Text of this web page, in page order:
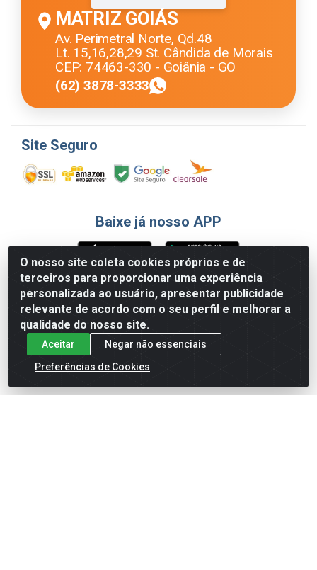
O nosso site coleta cookies próprios e de
terceiros para proporcionar uma experiência
personalizada ao usuário, apresentar publicidade
relevante de acordo com o seu perfil e melhorar a
qualidade do nosso site.
Aceitar
Negar não essenciais
Preferências de Cookies
MATRIZ GOIÁS
Av. Perimetral Norte, Qd.48
Lt. 15,16,28,29 St. Cândida de Morais
CEP: 74463-330 - Goiânia - GO
(62) 3878-3333
Site Seguro
Baixe já nosso APP
Formas de Pagamento